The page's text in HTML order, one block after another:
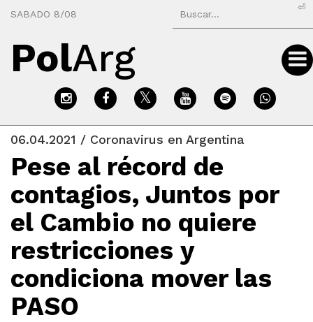
SABADO 8/08
⏎
PolArg
06.04.2021 / Coronavirus en Argentina
Pese al récord de
contagios, Juntos por
el Cambio no quiere
restricciones y
condiciona mover las
PASO